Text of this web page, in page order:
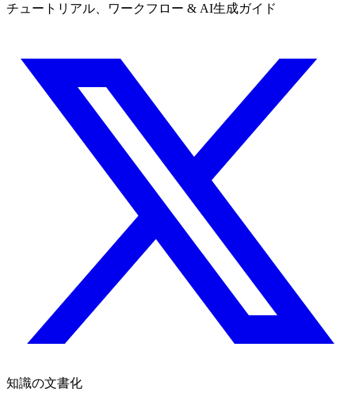
チュートリアル、ワークフロー & AI生成ガイド
知識の文書化